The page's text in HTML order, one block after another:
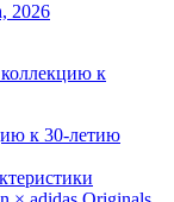
2026
к 30-летию